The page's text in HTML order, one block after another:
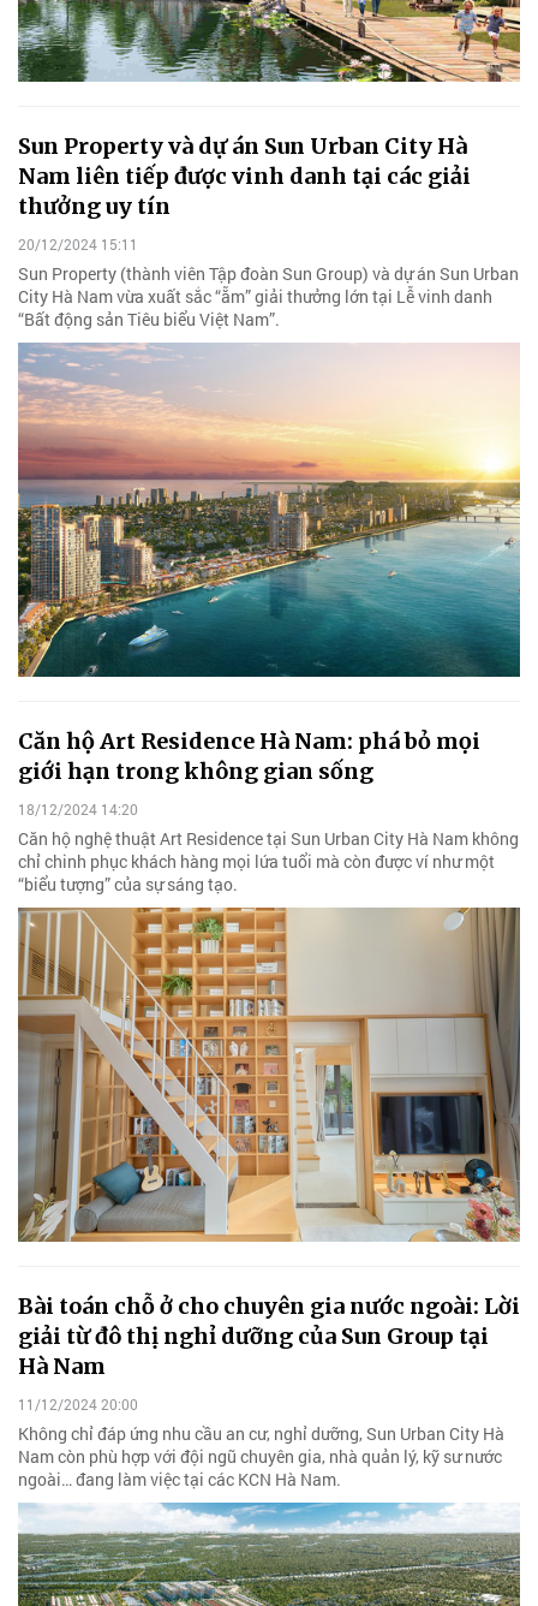
Sun Property và dự án Sun Urban City Hà
Nam liên tiếp được vinh danh tại các giải
thưởng uy tín
20/12/2024 15:11
Sun Property (thành viên Tập đoàn Sun Group) và dự án Sun Urban
City Hà Nam vừa xuất sắc “ẵm” giải thưởng lớn tại Lễ vinh danh
“Bất động sản Tiêu biểu Việt Nam”.
Căn hộ Art Residence Hà Nam: phá bỏ mọi
giới hạn trong không gian sống
18/12/2024 14:20
Căn hộ nghệ thuật Art Residence tại Sun Urban City Hà Nam không
chỉ chinh phục khách hàng mọi lứa tuổi mà còn được ví như một
“biểu tượng” của sự sáng tạo.
Bài toán chỗ ở cho chuyên gia nước ngoài: Lời
giải từ đô thị nghỉ dưỡng của Sun Group tại
Hà Nam
11/12/2024 20:00
Không chỉ đáp ứng nhu cầu an cư, nghỉ dưỡng, Sun Urban City Hà
Nam còn phù hợp với đội ngũ chuyên gia, nhà quản lý, kỹ sư nước
ngoài… đang làm việc tại các KCN Hà Nam.